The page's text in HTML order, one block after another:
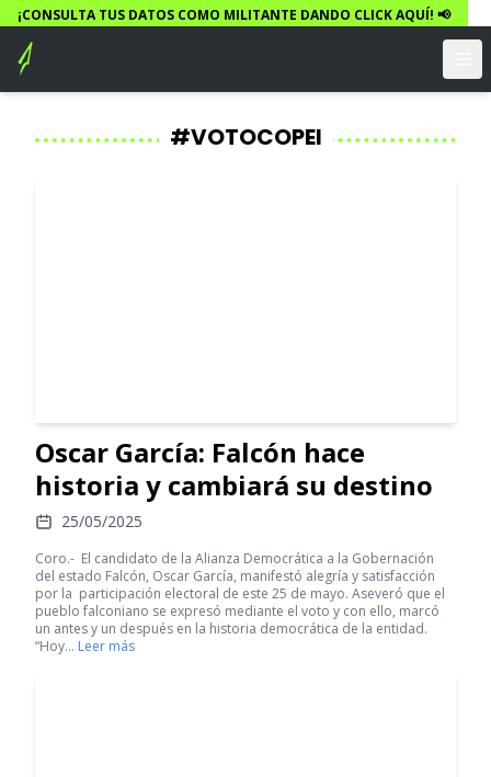
¡CONSULTA TUS DATOS COMO MILITANTE DANDO CLICK AQUÍ! 📢
#VOTOCOPEI
Oscar García: Falcón hace
historia y cambiará su destino
25/05/2025
Coro.- El candidato de la Alianza Democrática a la Gobernación
del estado Falcón, Oscar García, manifestó alegría y satisfacción
por la participación electoral de este 25 de mayo. Aseveró que el
pueblo falconiano se expresó mediante el voto y con ello, marcó
un antes y un después en la historia democrática de la entidad.
“Hoy… Leer más